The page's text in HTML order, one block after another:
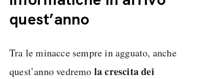
quest’anno
Tra le minacce sempre in agguato, anche
quest’anno vedremo la crescita dei